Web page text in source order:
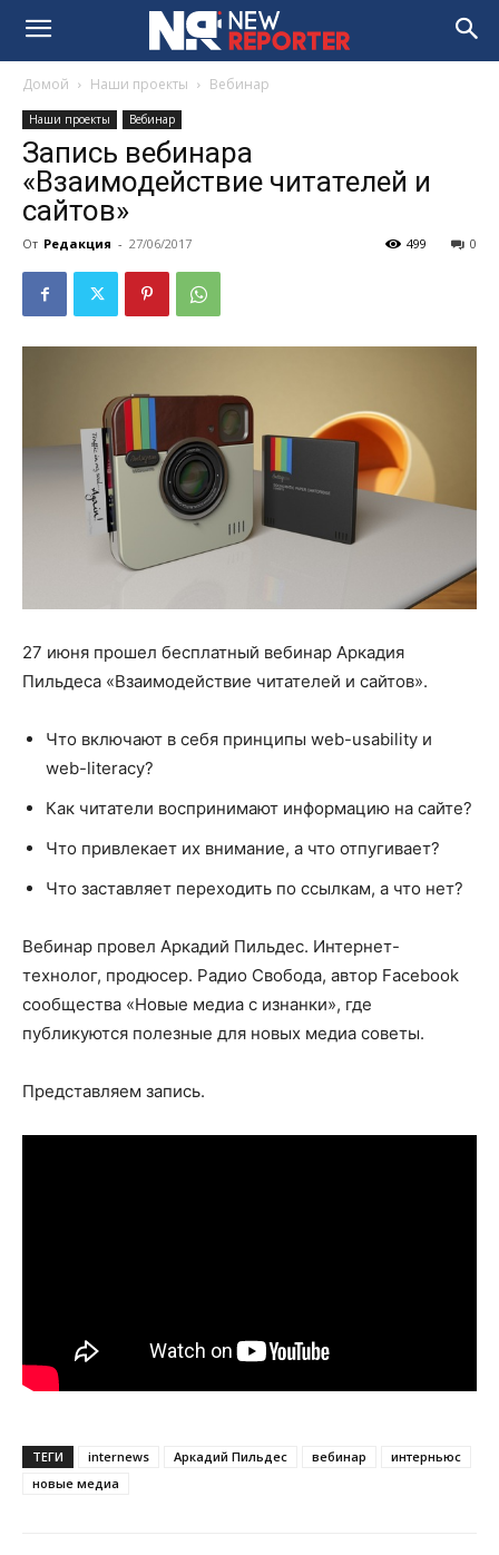
Домой Наши проекты Вебинар
Наши проекты Вебинар
Запись вебинара
«Взаимодействие читателей и
сайтов»
От Редакция - 27/06/2017 0
499
27 июня прошел бесплатный вебинар Аркадия
Пильдеса «Взаимодействие читателей и сайтов».
Что включают в себя принципы web-usability и
web-literacy?
Как читатели воспринимают информацию на сайте?
Что привлекает их внимание, а что отпугивает?
Что заставляет переходить по ссылкам, а что нет?
Вебинар провел Аркадий Пильдес. Интернет-
технолог, продюсер. Радио Свобода, автор Facebook
сообщества «Новые медиа с изнанки», где
публикуются полезные для новых медиа советы.
Представляем запись.
ТЕГИ internews Аркадий Пильдес вебинар
интерньюс
новые медиа